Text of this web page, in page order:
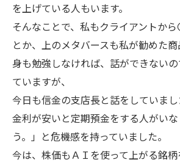
を上げている人もいます。
そんなことで、私もクライアントか
とか、上のメタバースも私が勧めた
身も勉強しなければ、話ができない
ていますが、
今日も信金の支店長と話をしていま
金利が安いと定期預金をする人がい
う。」と危機感を持っていました。
今は、株価もＡＩを使って上がる銘